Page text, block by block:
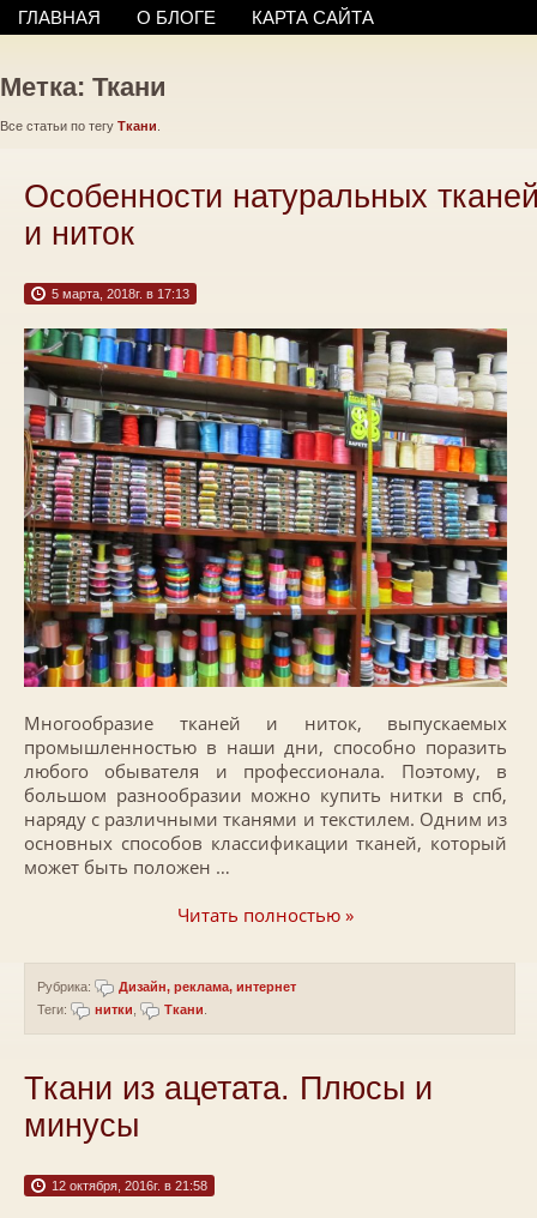
ГЛАВНАЯ О БЛОГЕ КАРТА САЙТА
Метка: Ткани
Все статьи по тегу Ткани
Особенности натуральных
и ниток
5 марта, 2018г. в 17:13
Многообразие тканей и ниток, выпускаемых
промышленностью в наши дни, способно поразить
любого обывателя и профессионала. Поэтому, в
большом разнообразии можно купить нитки в спб,
наряду с различными тканями и текстилем. Одним из
основных способов классификации тканей, который
может быть положен …
Читать полностью »
Рубрика:
Дизайн, реклама, интернет
Теги:
нитки Ткани
Ткани из ацетата. Плюсы и
минусы
12 октября, 2016г. в 21:58